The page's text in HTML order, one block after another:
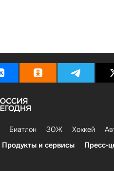
Биатлон ЗОЖ Хоккей
Продукты и сервисы Пресс-